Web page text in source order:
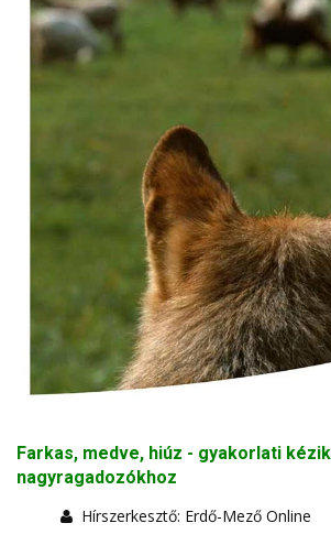
Farkas, medve, hiúz - gyakorlati
nagyragadozókhoz
Hírszerkesztő: Erdő-Mező Online